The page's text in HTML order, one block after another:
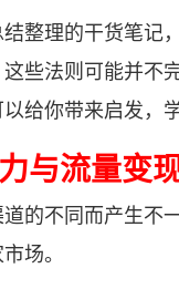
理的干货笔记
些法则可能并不
给你带来启发，
与流量变
不同而产生不
场。